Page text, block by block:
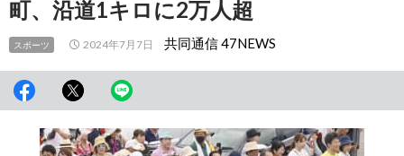
町、沿道1キロに2万人超
スポーツ 2024年7月7日 共同通信 47NEWS